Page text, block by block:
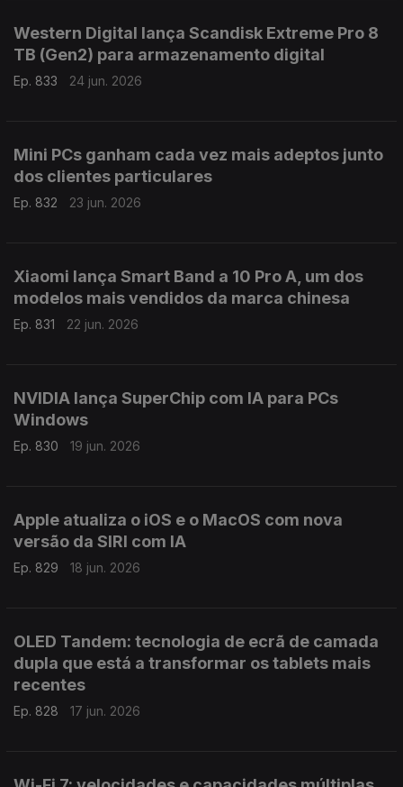
Western Digital lança Scandisk Extreme Pro 8
TB (Gen2) para armazenamento digital
Ep. 833 24 jun. 2026
Mini PCs ganham cada vez mais adeptos junto
dos clientes particulares
Ep. 832 23 jun. 2026
Xiaomi lança Smart Band a 10 Pro A, um dos
modelos mais vendidos da marca chinesa
Ep. 831 22 jun. 2026
NVIDIA lança SuperChip com IA para PCs
Windows
Ep. 830 19 jun. 2026
Apple atualiza o iOS e o MacOS com nova
versão da SIRI com IA
Ep. 829 18 jun. 2026
OLED Tandem: tecnologia de ecrã de camada
dupla que está a transformar os tablets mais
recentes
Ep. 828 17 jun. 2026